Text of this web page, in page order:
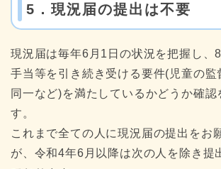
5．現況届の提出は不要
現況届は毎年6月1日の状況を把握し、
手当等を引き続き受ける要件(児童の監
同一など)を満たしているかどうか確認
す。
これまで全ての人に現況届の提出をお
が、令和4年6月以降は次の人を除き提